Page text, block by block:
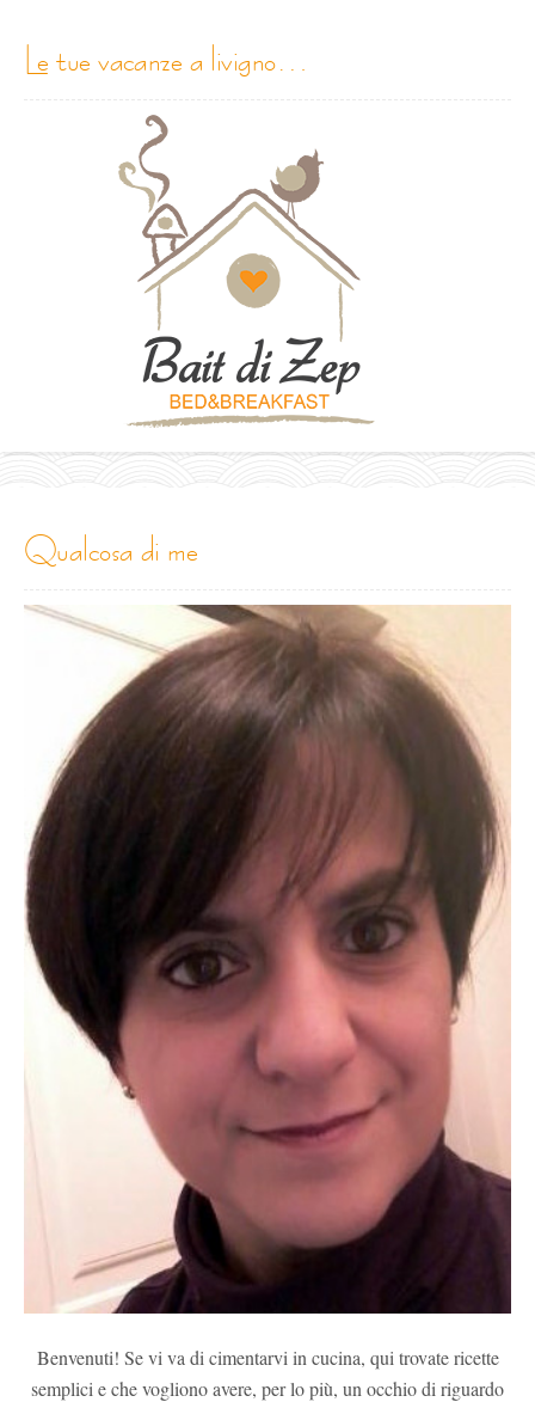
le tue vacanze a livigno…
qualcosa di me
Benvenuti! Se vi va di cimentarvi in cucina, qui trovate ricette
semplici e che vogliono avere, per lo più, un occhio di riguardo